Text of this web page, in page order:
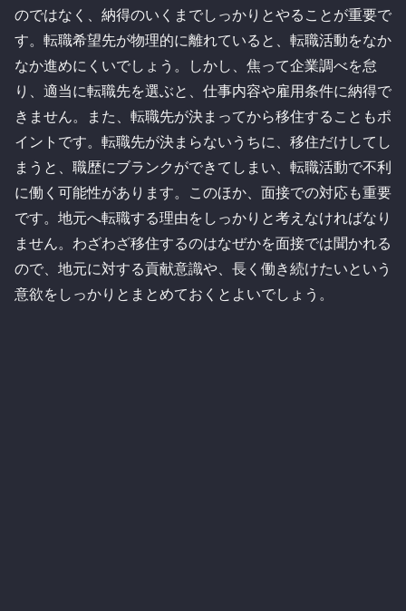
のではなく、納得のいくまでしっかりとやることが重要で
す。転職希望先が物理的に離れていると、転職活動をなか
なか進めにくいでしょう。しかし、焦って企業調べを怠
り、適当に転職先を選ぶと、仕事内容や雇用条件に納得で
きません。また、転職先が決まってから移住することもポ
イントです。転職先が決まらないうちに、移住だけしてし
まうと、職歴にブランクができてしまい、転職活動で不利
に働く可能性があります。このほか、面接での対応も重要
です。地元へ転職する理由をしっかりと考えなければなり
ません。わざわざ移住するのはなぜかを面接では聞かれる
ので、地元に対する貢献意識や、長く働き続けたいという
意欲をしっかりとまとめておくとよいでしょう。